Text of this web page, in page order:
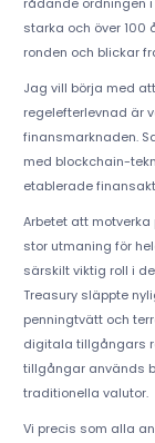
rådande ordningen
starka och över 100
ronden och blickar
Jag vill börja med
regelefterlevnad är
finansmarknaden.
med blockchain-
etablerade
Arbetet att
stor utmaning för
särskilt viktig roll i
Treasury släppte
penningtvätt och
digitala tillgångars
tillgångar används
traditionella valutor.
Vi precis som alla